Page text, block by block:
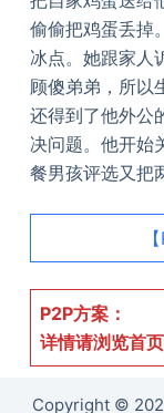
偷偷把鸡蛋丢掉
冰点。她跟家人
顾傻弟弟，所以
还得到了他外公
决问题。他开始
餐男孩评选又
P2P方案：
详情请浏览首
Copyright ©